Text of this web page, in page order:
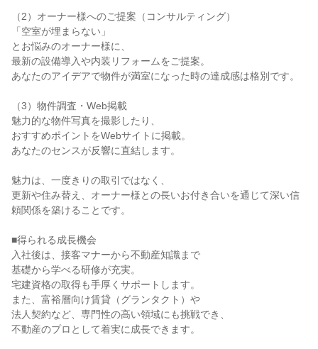
（2）オーナー様へのご提案（コンサルティング）
「空室が埋まらない」
とお悩みのオーナー様に、
最新の設備導入や内装リフォームをご提案。
あなたのアイデアで物件が満室になった時の達成感は格別です。
（3）物件調査・Web掲載
魅力的な物件写真を撮影したり、
おすすめポイントをWebサイトに掲載。
あなたのセンスが反響に直結します。
魅力は、一度きりの取引ではなく、
更新や住み替え、オーナー様との長いお付き合いを通じて深い信
頼関係を築けることです。
■得られる成長機会
入社後は、接客マナーから不動産知識まで
基礎から学べる研修が充実。
宅建資格の取得も手厚くサポートします。
また、富裕層向け賃貸（グランタクト）や
法人契約など、専門性の高い領域にも挑戦でき、
不動産のプロとして着実に成長できます。